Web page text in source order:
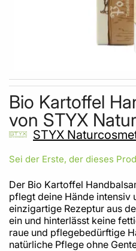
Skip to the beginning of the
Bio Kartoffel
von STYX
STYX
Sei der Erste, der dieses
Der Bio Kartoffel
pflegt deine Hände intensiv
einzigartige Rezeptur aus
ein und hinterlässt keine
raue und pflegebedürftige
natürliche Pflege ohne